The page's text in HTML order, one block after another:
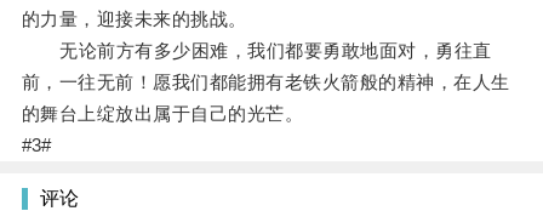
的力量，迎接未来的挑战。
无论前方有多少困难，我们都要勇敢地面对，勇往直
前，一往无前！愿我们都能拥有老铁火箭般的精神，在人生
的舞台上绽放出属于自己的光芒。
#3#
评论